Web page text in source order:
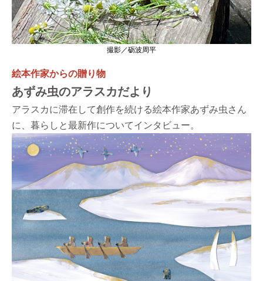
撮影／砺波周平
絵本作家からの贈り物
あずみ虫のアラスカだより
アラスカに滞在して創作を続ける絵本作家あずみ虫さん
に、暮らしと最新作についてインタビュー。